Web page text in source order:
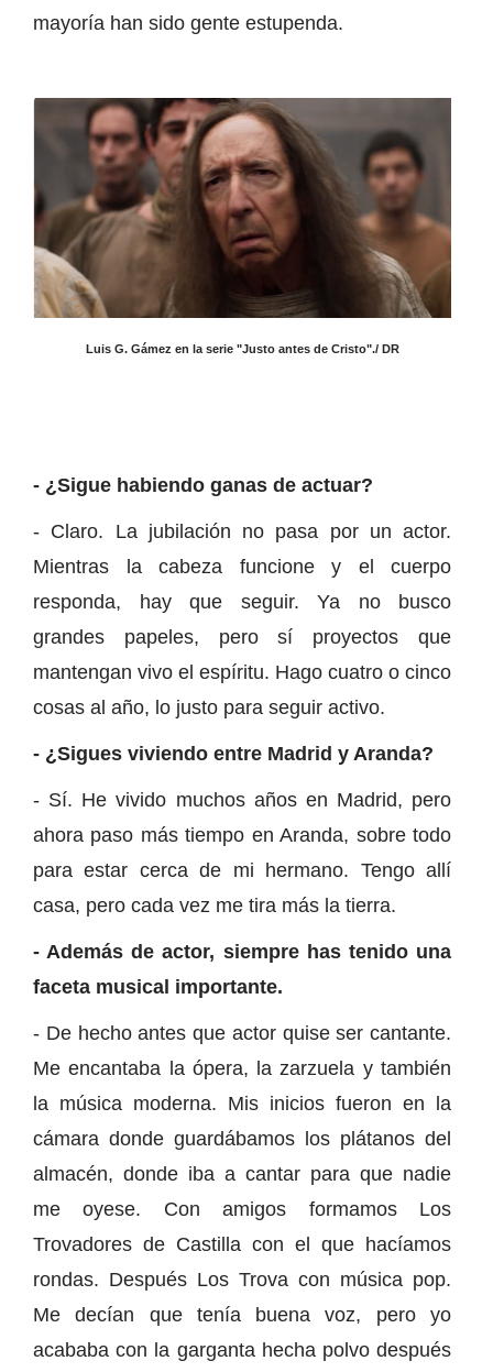
mayoría han sido gente estupenda.
Luis G. Gámez en la serie "Justo antes de Cristo"./ DR
- ¿Sigue habiendo ganas de actuar?
- Claro. La jubilación no pasa por un actor.
Mientras la cabeza funcione y el cuerpo
responda, hay que seguir. Ya no busco
grandes papeles, pero sí proyectos que
mantengan vivo el espíritu. Hago cuatro o cinco
cosas al año, lo justo para seguir activo.
- ¿Sigues viviendo entre Madrid y Aranda?
- Sí. He vivido muchos años en Madrid, pero
ahora paso más tiempo en Aranda, sobre todo
para estar cerca de mi hermano. Tengo allí
casa, pero cada vez me tira más la tierra.
- Además de actor, siempre has tenido una
faceta musical importante.
- De hecho antes que actor quise ser cantante.
Me encantaba la ópera, la zarzuela y también
la música moderna. Mis inicios fueron en la
cámara donde guardábamos los plátanos del
almacén, donde iba a cantar para que nadie
me oyese. Con amigos formamos Los
Trovadores de Castilla con el que hacíamos
rondas. Después Los Trova con música pop.
Me decían que tenía buena voz, pero yo
acababa con la garganta hecha polvo después